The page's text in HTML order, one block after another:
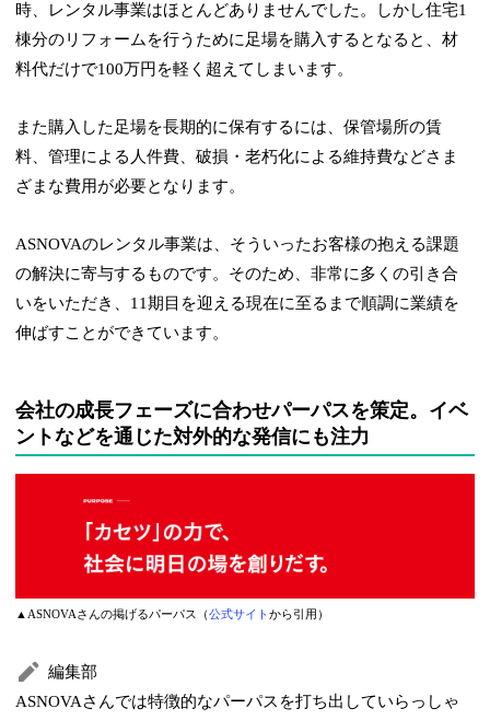
時、レンタル事業はほとんどありませんでした。しかし住宅1
棟分のリフォームを行うために足場を購入するとなると、材
料代だけで100万円を軽く超えてしまいます。
また購入した足場を長期的に保有するには、保管場所の賃
料、管理による人件費、破損・老朽化による維持費などさま
ざまな費用が必要となります。
ASNOVAのレンタル事業は、そういったお客様の抱える課題
の解決に寄与するものです。そのため、非常に多くの引き合
いをいただき、11期目を迎える現在に至るまで順調に業績を
伸ばすことができています。
会社の成長フェーズに合わせパーパスを策定。イベ
ントなどを通じた対外的な発信にも注力
▲ASNOVAさんの掲げるパーパス（公式サイトから引用）
編集部
ASNOVAさんでは特徴的なパーパスを打ち出していらっしゃ